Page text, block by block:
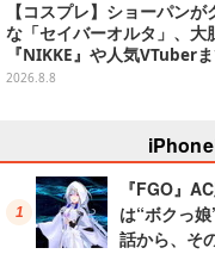
【コスプレ】ショーパンが
な「セイバーオルタ」、大
『NIKKE』や人気VTuber
「アコスタ池袋」美女レイ
2026.8.8
iPhone
『FGO』
は“ボクっ
話から、そ